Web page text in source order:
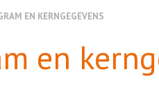
EN KERNGEGEVENS
en